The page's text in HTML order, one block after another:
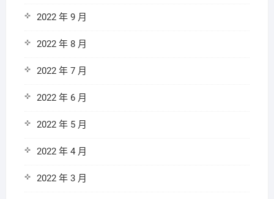
2022 年 9 月
2022 年 8 月
2022 年 7 月
2022 年 6 月
2022 年 5 月
2022 年 4 月
2022 年 3 月